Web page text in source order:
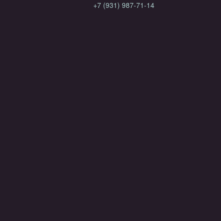
+7 (931) 987-71-14